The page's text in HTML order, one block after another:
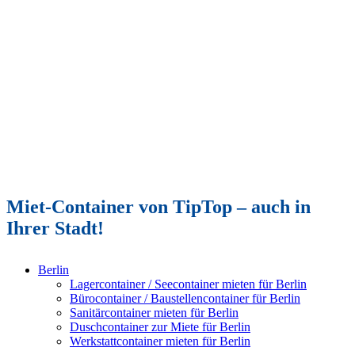
Miet-Container von TipTop – auch in
Ihrer Stadt!
Berlin
Lagercontainer / Seecontainer mieten für Berlin
Bürocontainer / Baustellencontainer für Berlin
Sanitärcontainer mieten für Berlin
Duschcontainer zur Miete für Berlin
Werkstattcontainer mieten für Berlin